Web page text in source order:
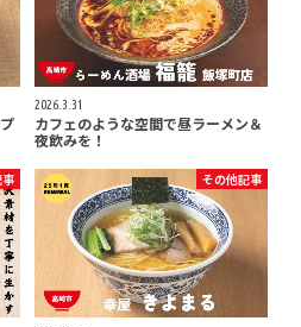
2026.3.31
カフェのような空間で昼ラーメン＆
夜飲みを！
その他記事